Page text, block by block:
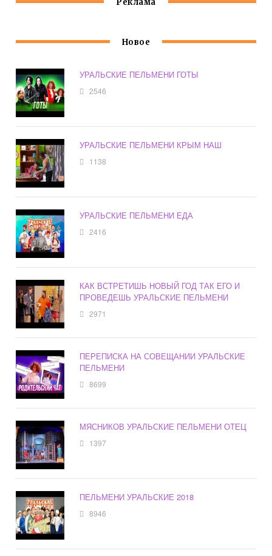
Реклама
Новое
УРАЛЬСКИЕ ПЕЛЬМЕНИ ГОТЫ
2546
УРАЛЬСКИЕ ПЕЛЬМЕНИ КРЫМ НАШ
1138
УРАЛЬСКИЕ ПЕЛЬМЕНИ ЕДА
2416
КАК ВСТРЕТИШЬ НОВЫЙ ГОД ТАК ЕГО И
ПРОВЕДЕШЬ УРАЛЬСКИЕ ПЕЛЬМЕНИ
2971
ПЕРЕПИСКА НА СОВЕЩАНИИ УРАЛЬСКИЕ
ПЕЛЬМЕНИ
8699
МЯСНИКОВ УРАЛЬСКИЕ ПЕЛЬМЕНИ ОТЕЦ
1397
ПЕЛЬМЕНИ УРАЛЬСКИЕ 2018
8946